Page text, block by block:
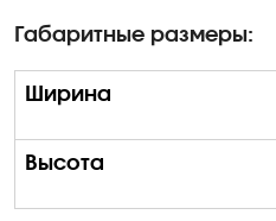
Габаритные размеры:
Ширина
Высота